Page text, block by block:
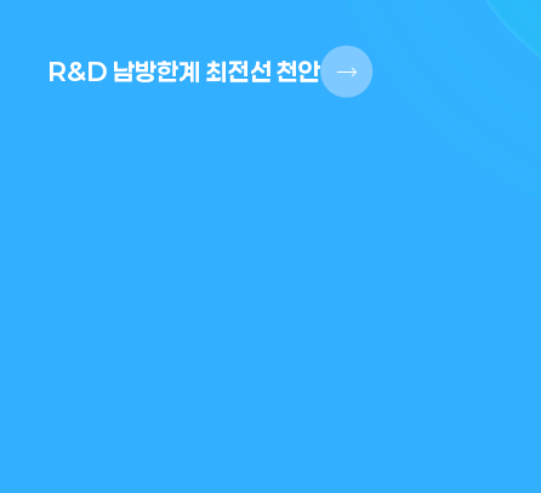
R&D 남방한계 최전선 천안